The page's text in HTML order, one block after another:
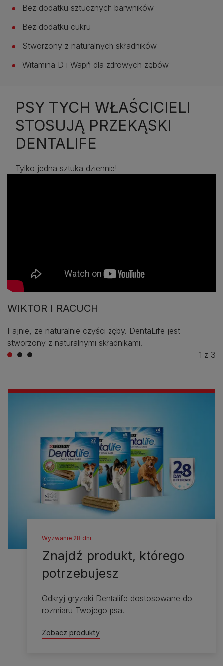
Bez dodatku sztucznych barwników
Bez dodatku cukru
Stworzony z naturalnych składników
Witamina D i Wapń dla zdrowych zębów
PSY TYCH WŁAŚCICIELI
STOSUJĄ PRZEKĄSKI
DENTALIFE
Tylko jedna sztuka dziennie!
WIKTOR I RACUCH
Fajnie, że naturalnie czyści zęby. DentaLife jest
stworzony z naturalnymi składnikami.
1 z 3
Wyzwanie 28 dni
Znajdź produkt, którego
potrzebujesz
Odkryj gryzaki Dentalife dostosowane do
rozmiaru Twojego psa.
Zobacz produkty